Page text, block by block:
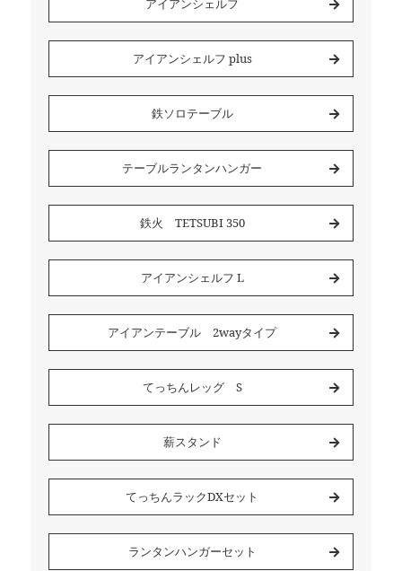
アイアンシェルフ
アイアンシェルフ plus
鉄ソロテーブル
テーブルランタンハンガー
鉄火 TETSUBI 350
アイアンシェルフ L
アイアンテーブル 2wayタイプ
てっちんレッグ S
薪スタンド
てっちんラックDXセット
ランタンハンガーセット